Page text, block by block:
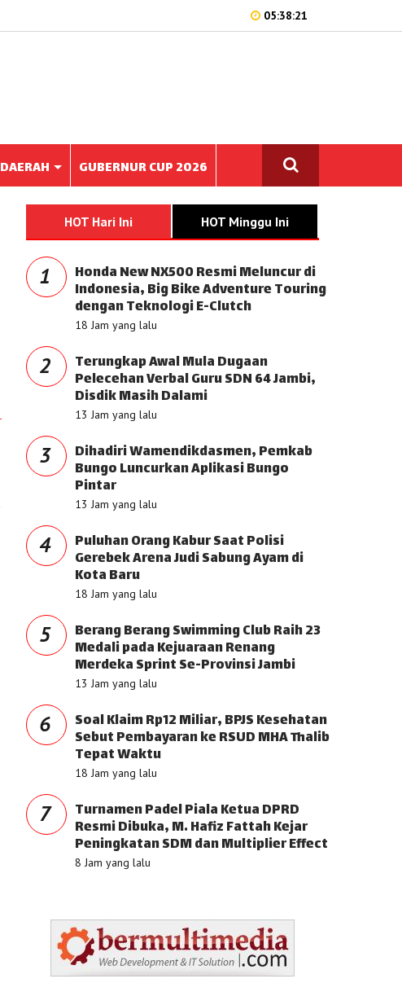
05:38:21
DAERAH GUBERNUR CUP 2026
HOT Hari Ini HOT Minggu Ini
1 Honda New NX500 Resmi Meluncur di
Indonesia, Big Bike Adventure Touring
dengan Teknologi E-Clutch
18 Jam yang lalu
2 Terungkap Awal Mula Dugaan
Pelecehan Verbal Guru SDN 64 Jambi,
Disdik Masih Dalami
13 Jam yang lalu
3 Dihadiri Wamendikdasmen, Pemkab
Bungo Luncurkan Aplikasi Bungo
Pintar
13 Jam yang lalu
4 Puluhan Orang Kabur Saat Polisi
Gerebek Arena Judi Sabung Ayam di
Kota Baru
18 Jam yang lalu
5 Berang Berang Swimming Club Raih 23
Medali pada Kejuaraan Renang
Merdeka Sprint Se-Provinsi Jambi
13 Jam yang lalu
6 Soal Klaim Rp12 Miliar, BPJS Kesehatan
Sebut Pembayaran ke RSUD MHA Thalib
Tepat Waktu
18 Jam yang lalu
7 Turnamen Padel Piala Ketua DPRD
Resmi Dibuka, M. Hafiz Fattah Kejar
Peningkatan SDM dan Multiplier Effect
8 Jam yang lalu